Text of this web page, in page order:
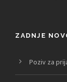
ZADNJE
Poziv za